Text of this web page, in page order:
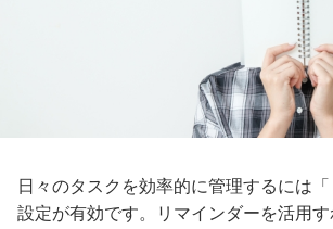
日々のタスクを効率的に管理するには
設定が有効です。リマインダーを活用